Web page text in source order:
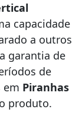
capacidade
a outros
garantia de
de
em Piranhas
produto.